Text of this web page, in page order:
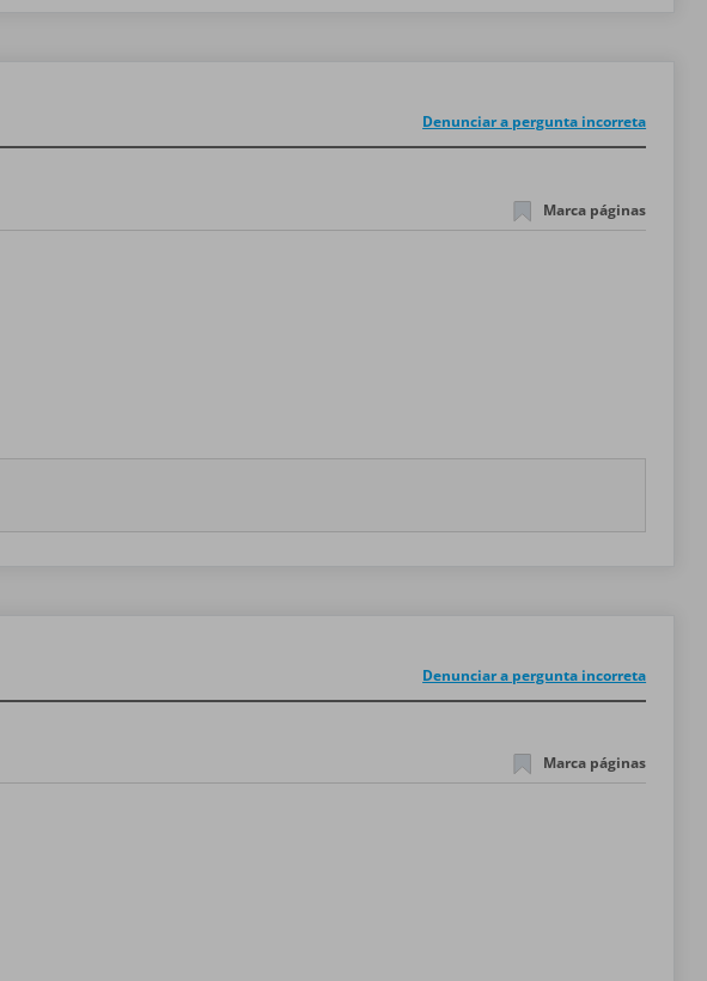
Denunciar a pergunta incorreta
Marca páginas
Denunciar a pergunta incorreta
Marca páginas